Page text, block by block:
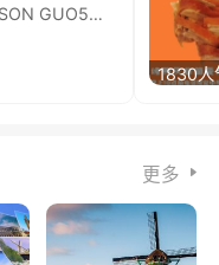
郭氏夫妻肺片MAISON GUO5欧代金券限量兑换啦！
1830人
更多